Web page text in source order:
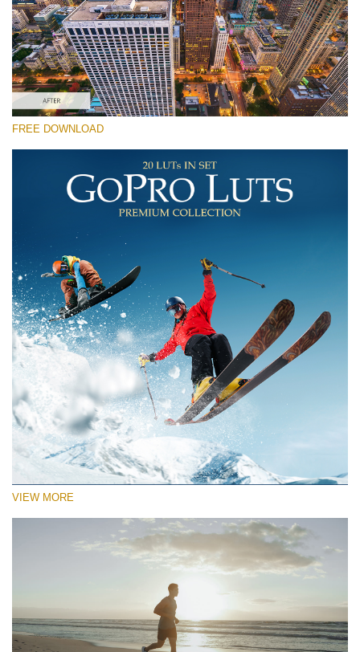
Free download
FREE DOWNLOAD
VIEW MORE